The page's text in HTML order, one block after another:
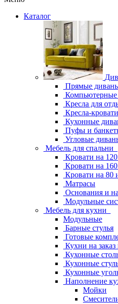
Каталог
Прямые
Компьютерные
Кресла для
Кресла-кровати
Кухонные
Пуфы и
Угловые
Мебель для спальни
Кровати на
Кровати на
Кровати на 80
Матрасы
Основания и
Модульные
Мебель для кухни
Модульные
Барные стулья
Готовые
Кухни на
Кухонные
Кухонные
Кухонные
Наполнение
Мойки